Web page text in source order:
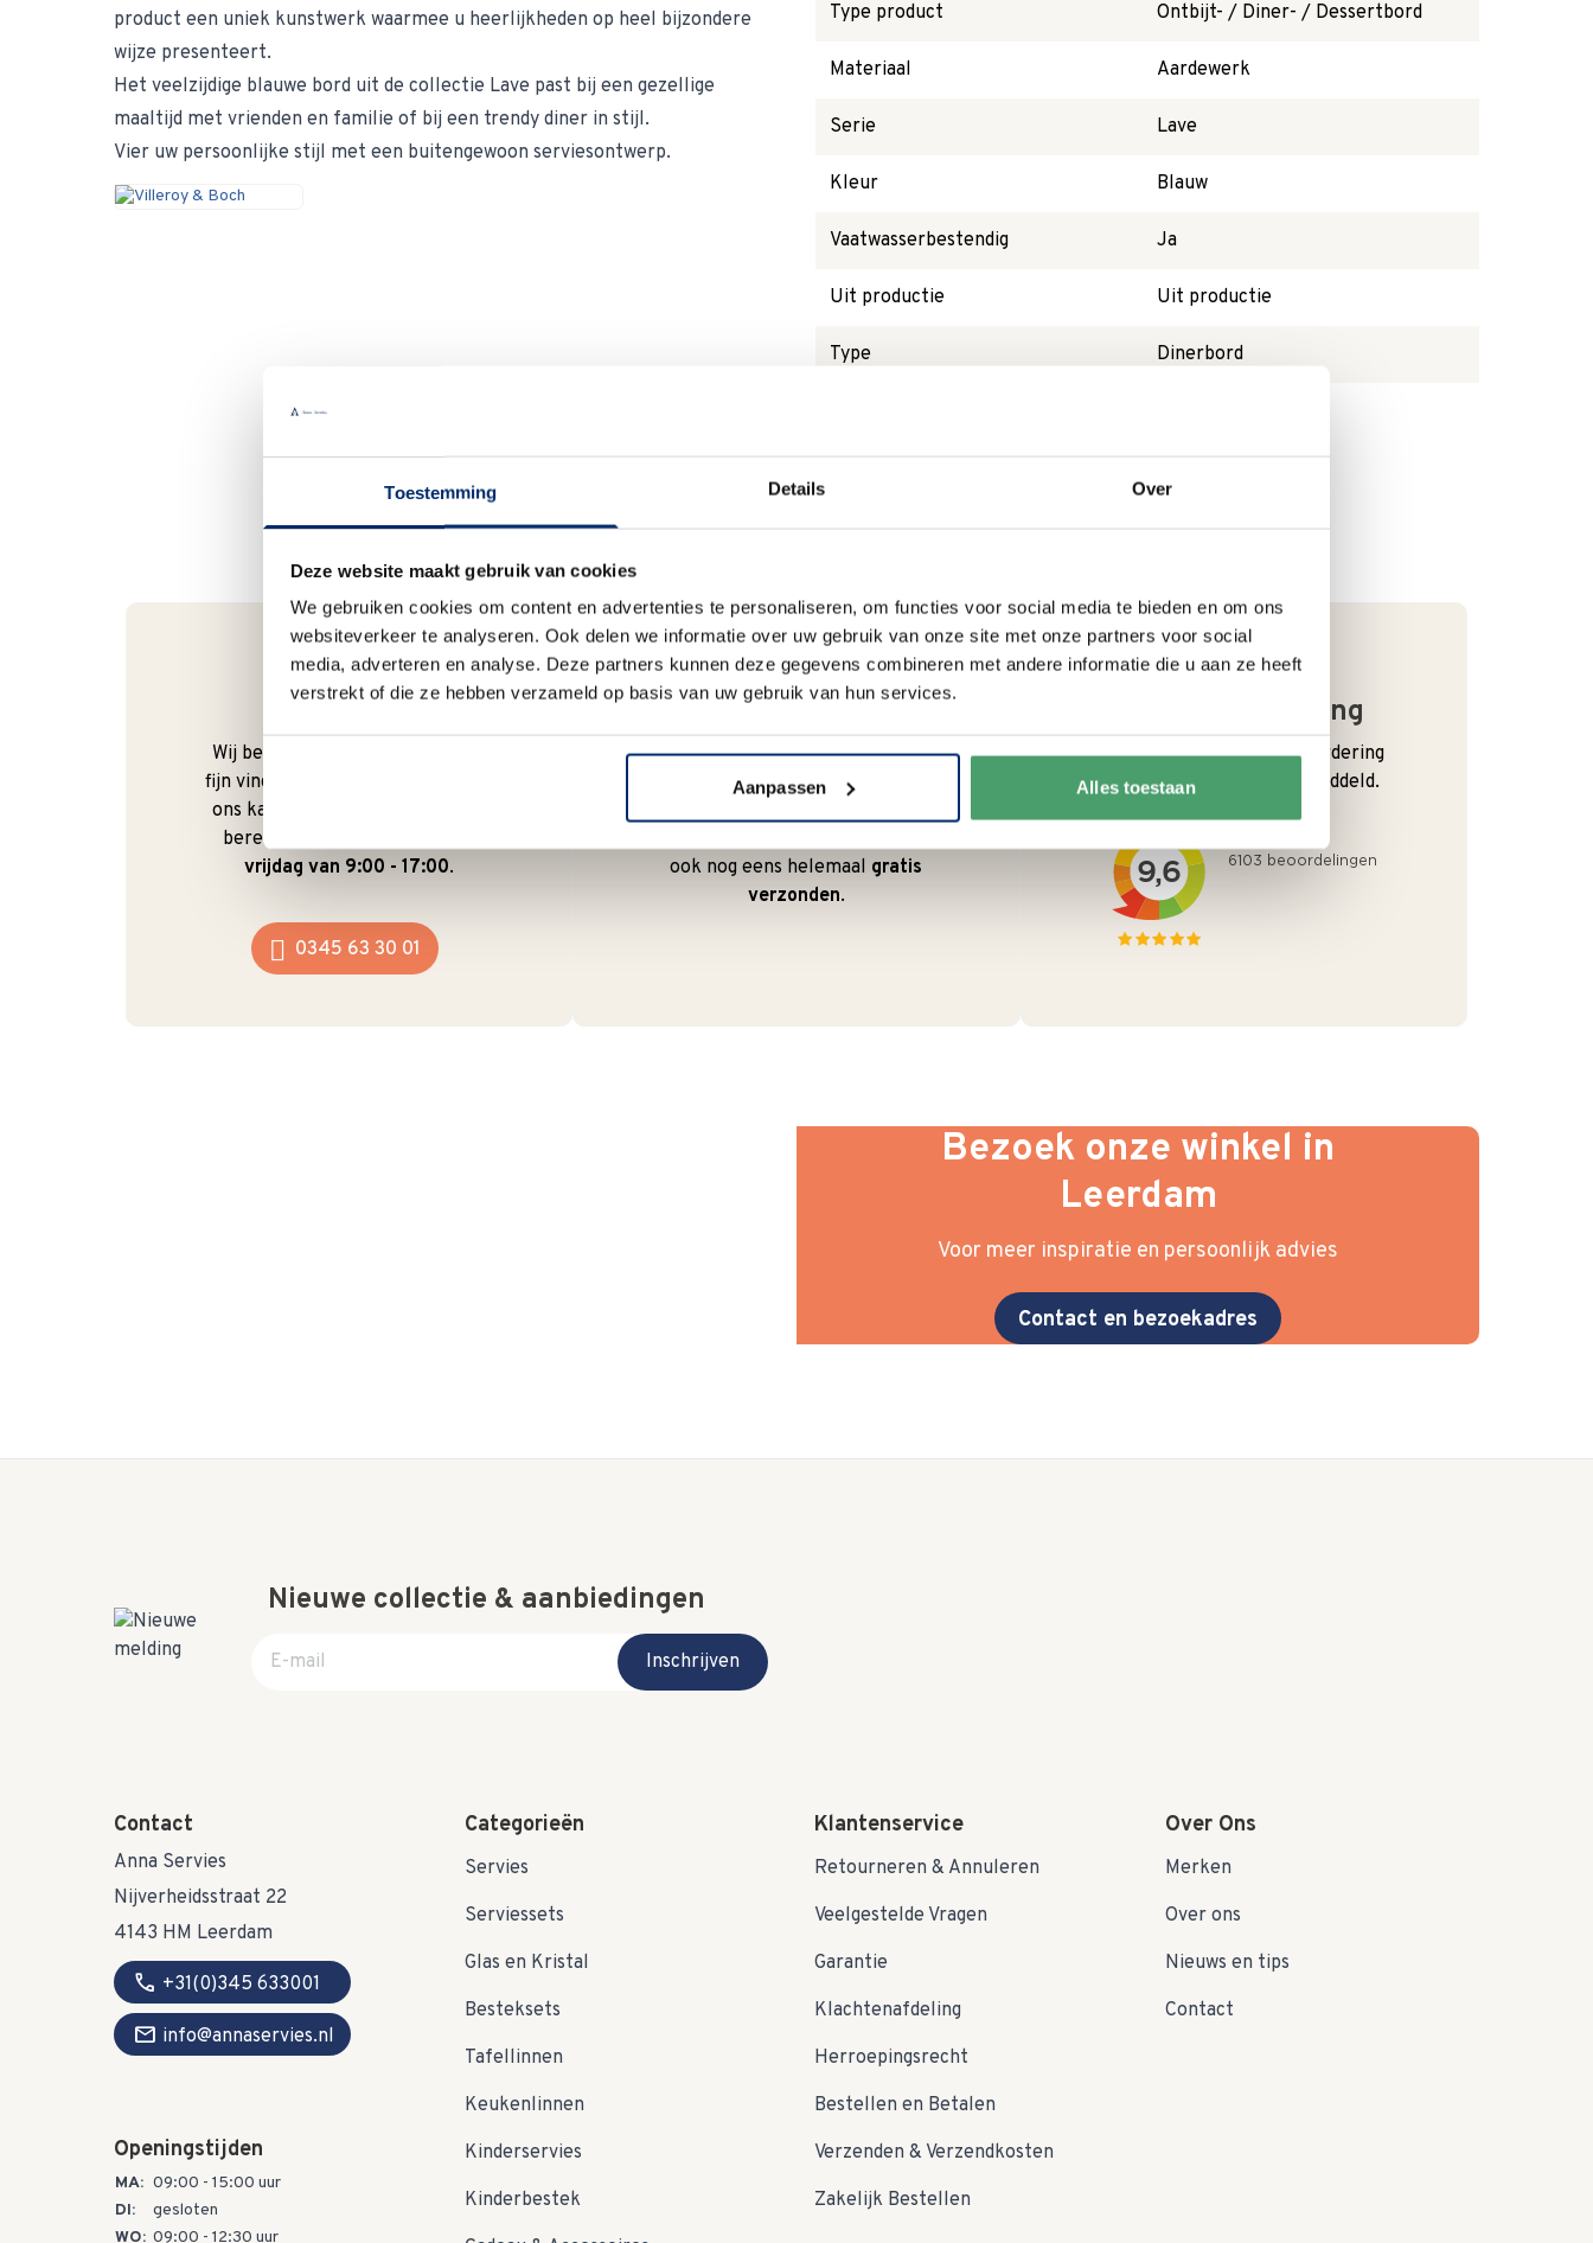
Toestemming Details Over
Deze website maakt gebruik van cookies
We gebruiken cookies om content en advertenties te personaliseren, om functies voor social media te bieden en om ons
websiteverkeer te analyseren. Ook delen we informatie over uw gebruik van onze site met onze partners voor social
media, adverteren en analyse. Deze partners kunnen deze gegevens combineren met andere informatie die u aan ze heeft
verstrekt of die ze hebben verzameld op basis van uw gebruik van hun services.
Aanpassen Alles toestaan
product een uniek kunstwerk waarmee u heerlijkheden op heel bijzondere
wijze presenteert.
Het veelzijdige blauwe bord uit de collectie Lave past bij een gezellige
maaltijd met vrienden en familie of bij een trendy diner in stijl.
Vier uw persoonlijke stijl met een buitengewoon serviesontwerp.
Type product Ontbijt- / Diner- / Dessertbord
Materiaal Aardewerk
Serie Lave
Kleur Blauw
Vaatwasserbestendig Ja
Uit productie Uit productie
Type Dinerbord
Wij begrijpen dat je als klant het
fijn vindt om te kunnen bellen. Bij
ons kan dat ook gewoon. We zijn
bereikbaar van
vrijdag van 9:00 - 17:00.
0345 63 30 01
Duurzaam
We verpakken onze producten
zorgvuldig en duurzaam met
ook nog eens helemaal gratis
verzonden.
Goede waardering
We krijgen een goede waardering
van Onze klanten. 9+ gemiddeld.
Bezoek onze winkel in
Leerdam
Voor meer inspiratie en persoonlijk advies
Contact en bezoekadres
Nieuwe collectie & aanbiedingen
E-mail adres
Inschrijven
Contact
Anna Servies
Nijverheidsstraat 22
4143 HM Leerdam
call +31(0)345 633001
mail info@annaservies.nl
Openingstijden
MA: 09:00 - 15:00 uur
DI:
gesloten
WO: 09:00 - 12:30 uur
Categorieën
Servies
Serviessets
Glas en Kristal
Besteksets
Tafellinnen
Keukenlinnen
Kinderservies
Kinderbestek
Klantenservice
Retourneren & Annuleren
Veelgestelde Vragen
Garantie
Klachtenafdeling
Herroepingsrecht
Bestellen en Betalen
Verzenden & Verzendkosten
Zakelijk Bestellen
Over Ons
Merken
Over ons
Nieuws en tips
Contact